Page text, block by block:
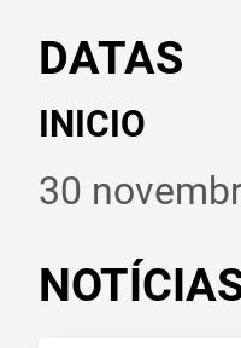
DATAS
INICIO
30